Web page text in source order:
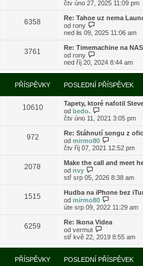
ě
e
ř
s
ě
e
o
l
d
í
ř
í
s
p
ě
v
e
k
o
r
z
i
p
o
s
l
e
d
í
ř
í
p
ě
v
k
čtv úno 27, 2025 11:09 pm
6358
Re: Tahoe uz nema
od rony
o
r
z
i
t
p
o
s
l
e
d
í
p
ř
í
p
ě
v
k
ned lis 09, 2025 11:06 am
3761
Re: Timemachine na NAS
od rony
o
r
a
z
i
t
p
o
l
e
d
í
ř
í
s
p
ě
v
k
ned říj 20, 2024 8:44 am
PŘÍSPĚVKY POSLEDNÍ PŘÍSPĚVEK
10610
Tapety, ktoré nafotil
od bedo.
o
r
a
z
i
t
p
o
s
e
d
n
p
ř
í
s
ě
čtv úno 11, 2021 3:05 pm
972
Re: Stáhnutí songu z
od mirmo80
o
r
z
p
o
s
e
n
í
ř
čtv říj 07, 2021 12:52 pm
2078
Make the call and meet
od nvy
o
r
a
z
t
p
o
s
l
e
d
stř srp 05, 2026 8:38 am
1515
Hudba na iPhone bez
od mirmo80
o
r
z
t
p
o
úte srp 09, 2022 11:29 am
6259
Re: Ikona Videa
od vermut
o
r
a
z
stř kvě 22, 2019 8:55 am
PŘÍSPĚVKY POSLEDNÍ PŘÍSPĚVEK